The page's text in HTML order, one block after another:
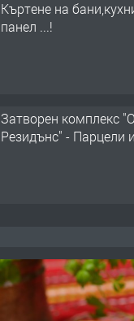
Къртене на
панел ...!
Затворен комплекс
Резидънс" - Парцели
537 426